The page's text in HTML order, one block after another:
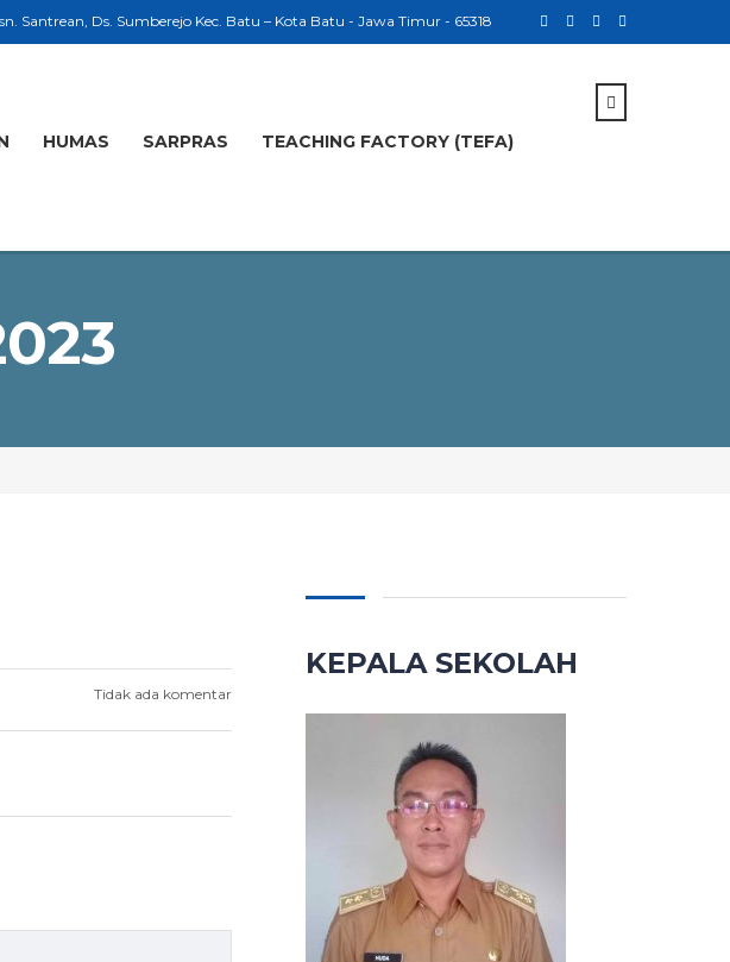
Santrean, Ds. Sumberejo Kec. Batu – Kota Batu - Jawa Timur - 65318
HUMAS SARPRAS TEACHING FACTORY (TEFA)
Tidak ada komentar
KEPALA SEKOLAH